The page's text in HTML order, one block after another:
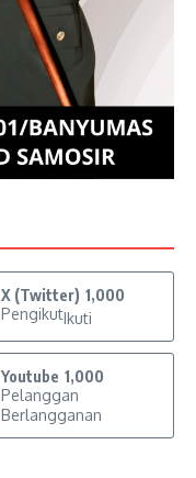
X (Twitter) 1,000
PengikutIkuti
Youtube 1,000
Pelanggan
Berlangganan